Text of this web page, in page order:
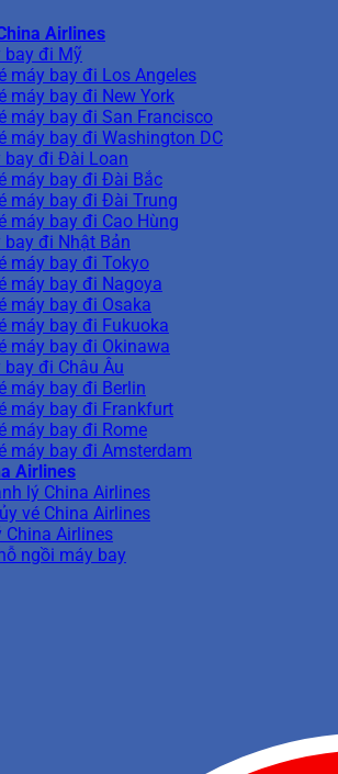
Airlines
bay đi Mỹ
máy bay đi Los Angeles
máy bay đi New York
máy bay đi San Francisco
máy bay đi Washington DC
bay đi Đài Loan
máy bay đi Đài Bắc
máy bay đi Đài Trung
máy bay đi Cao Hùng
bay đi Nhật Bản
máy bay đi Tokyo
máy bay đi Nagoya
máy bay đi Osaka
máy bay đi Fukuoka
máy bay đi Okinawa
bay đi Châu Âu
máy bay đi Berlin
máy bay đi Frankfurt
máy bay đi Rome
máy bay đi Amsterdam
Airlines
lý China Airlines
vé China Airlines
China Airlines
ngồi máy bay